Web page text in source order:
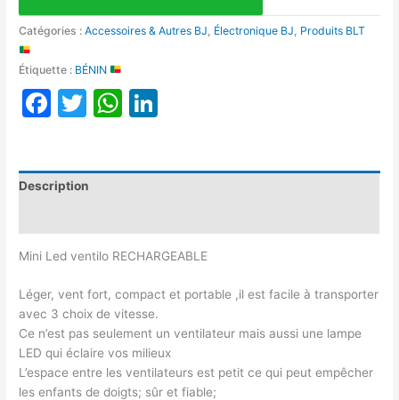
Catégories :Accessoires & Autres BJ, Électronique BJ, Produits BLT
Étiquette : BÉNIN
Facebook
TwitterWhatsApp
Description
Mini Led ventilo RECHARGEABLE
Léger, vent fort, compact et portable ,il est facile à transporter
avec 3 choix de vitesse.
Ce n’est pas seulement un ventilateur mais aussi une lampe
LED qui éclaire vos milieux
L’espace entre les ventilateurs est petit ce qui peut empêcher
les enfants de doigts; sûr et fiable;